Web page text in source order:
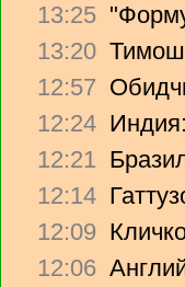
13:25
13:20
12:57
12:24
12:21
12:14
12:09
12:06